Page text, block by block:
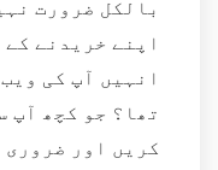
بالکل ضرورت
اپنے خریدنے
انہیں آپ کی
تھا؟ جو کچھ آپ
کریں اور ضروری